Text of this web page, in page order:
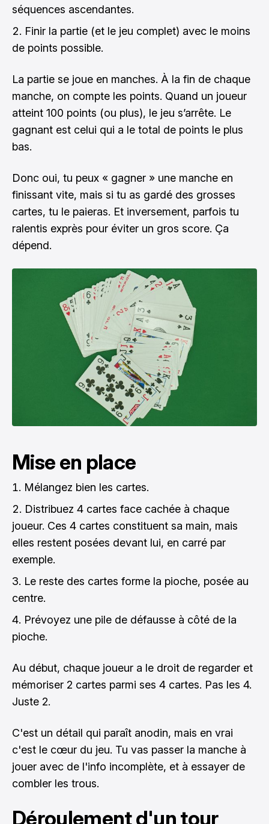
séquences ascendantes.
Finir la partie (et le jeu complet) avec le moins
de points possible.
La partie se joue en manches. À la fin de chaque
manche, on compte les points. Quand un joueur
atteint 100 points (ou plus), le jeu s’arrête. Le
gagnant est celui qui a le total de points le plus
bas.
Donc oui, tu peux « gagner » une manche en
finissant vite, mais si tu as gardé des grosses
cartes, tu le paieras. Et inversement, parfois tu
ralentis exprès pour éviter un gros score. Ça
dépend.
Mise en place
Mélangez bien les cartes.
Distribuez 4 cartes face cachée à chaque
joueur. Ces 4 cartes constituent sa main, mais
elles restent posées devant lui, en carré par
exemple.
Le reste des cartes forme la pioche, posée au
centre.
Prévoyez une pile de défausse à côté de la
pioche.
Au début, chaque joueur a le droit de regarder et
mémoriser 2 cartes parmi ses 4 cartes. Pas les 4.
Juste 2.
C'est un détail qui paraît anodin, mais en vrai
c'est le cœur du jeu. Tu vas passer la manche à
jouer avec de l'info incomplète, et à essayer de
combler les trous.
Déroulement d'un tour